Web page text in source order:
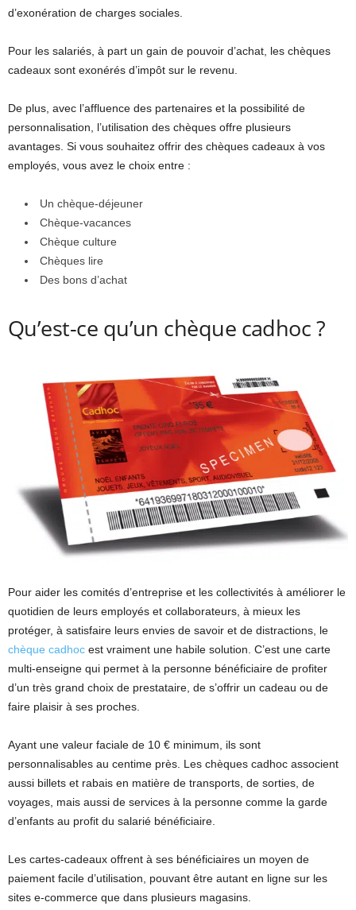
d’exonération de charges sociales.
Pour les salariés, à part un gain de pouvoir d’achat, les chèques
cadeaux sont exonérés d’impôt sur le revenu.
De plus, avec l’affluence des partenaires et la possibilité de
personnalisation, l’utilisation des chèques offre plusieurs
avantages. Si vous souhaitez offrir des chèques cadeaux à vos
employés, vous avez le choix entre :
Un chèque-déjeuner
Chèque-vacances
Chèque culture
Chèques lire
Des bons d’achat
Qu’est-ce qu’un chèque cadhoc ?
Pour aider les comités d’entreprise et les collectivités à améliorer le
quotidien de leurs employés et collaborateurs, à mieux les
protéger, à satisfaire leurs envies de savoir et de distractions, le
chèque cadhoc est vraiment une habile solution. C’est une carte
multi-enseigne qui permet à la personne bénéficiaire de profiter
d’un très grand choix de prestataire, de s’offrir un cadeau ou de
faire plaisir à ses proches.
Ayant une valeur faciale de 10 € minimum, ils sont
personnalisables au centime près. Les chèques cadhoc associent
aussi billets et rabais en matière de transports, de sorties, de
voyages, mais aussi de services à la personne comme la garde
d’enfants au profit du salarié bénéficiaire.
Les cartes-cadeaux offrent à ses bénéficiaires un moyen de
paiement facile d’utilisation, pouvant être autant en ligne sur les
sites e-commerce que dans plusieurs magasins.